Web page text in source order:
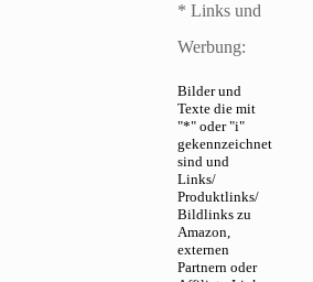
* Links und
Werbung:
Bilder und
Texte die mit
"*" oder "i"
gekennzeichnet
sind und
Links/
Produktlinks/
Bildlinks zu
Amazon,
externen
Partnern oder